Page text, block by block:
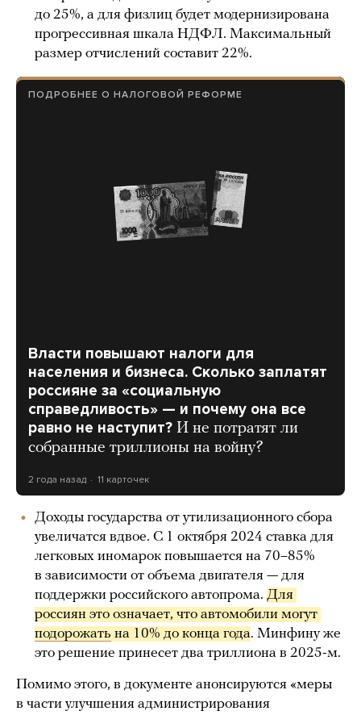
до 25%, а для физлиц будет модернизирована
прогрессивная шкала НДФЛ. Максимальный
размер отчислений составит 22%.
ПОДРОБНЕЕ О НАЛОГОВОЙ РЕФОРМЕ
Власти повышают налоги для
населения и бизнеса. Сколько заплатят
россияне за «социальную
справедливость» — и почему она все
равно не наступит? И не потратят ли
собранные триллионы на войну?
2 года назад 11 карточек
Доходы государства от утилизационного сбора
увеличатся вдвое. С 1 октября 2024 ставка для
легковых иномарок повышается на 70–85%
в зависимости от объема двигателя — для
поддержки российского автопрома. Для
подорожать на 10% до конца года. Минфину же
это решение принесет два триллиона в 2025-м.
Помимо этого, в документе анонсируются «меры
в части улучшения администрирования